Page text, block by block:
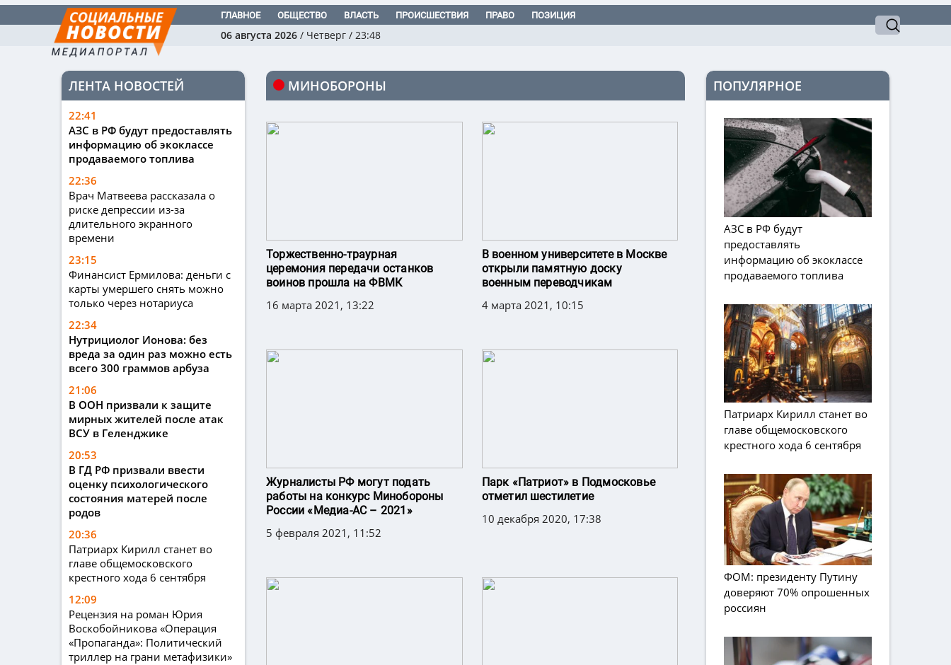
ГЛАВНОЕ ОБЩЕСТВО ВЛАСТЬ ПРОИСШЕСТВИЯ ПРАВО ПОЗИЦИЯ
06 августа 2026 / Четверг / 23:48
ЛЕНТА НОВОСТЕЙ
22:41
АЗС в РФ будут предоставлять
информацию об экоклассе
продаваемого топлива
22:36
Врач Матвеева рассказала о
риске депрессии из-за
длительного экранного
времени
23:15
Финансист Ермилова: деньги с
карты умершего снять можно
только через нотариуса
22:34
Нутрициолог Ионова: без
вреда за один раз можно есть
всего 300 граммов арбуза
21:06
В ООН призвали к защите
мирных жителей после атак
ВСУ в Геленджике
20:53
В ГД РФ призвали ввести
оценку психологического
состояния матерей после
родов
20:36
Патриарх Кирилл станет во
главе общемосковского
крестного хода 6 сентября
12:09
Рецензия на роман Юрия
Воскобойникова «Операция
«Пропаганда»: Политический
триллер на грани метафизики»
МИНОБОРОНЫ
Торжественно-траурная
церемония передачи останков
воинов прошла на ФВМК
16 марта 2021, 13:22
В военном университете в Москве
открыли памятную доску
военным переводчикам
4 марта 2021, 10:15
Журналисты РФ могут подать
работы на конкурс Минобороны
России «Медиа-АС – 2021»
5 февраля 2021, 11:52
Парк «Патриот» в Подмосковье
отметил шестилетие
10 декабря 2020, 17:38
ПОПУЛЯРНОЕ
АЗС в РФ будут
предоставлять
информацию об экоклассе
продаваемого топлива
Патриарх Кирилл станет во
главе общемосковского
крестного хода 6 сентября
ФОМ: президенту Путину
доверяют 70% опрошенных
россиян